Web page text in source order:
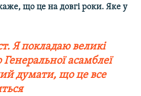
що це на довгі роки. Яке у
Я покладаю великі
Генеральної асамблеї
думати, що це все